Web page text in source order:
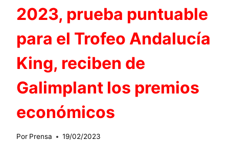
2023, prueba puntuable
para el Trofeo Andalucía
King, reciben de
Galimplant los premios
económicos
Por Prensa 19/02/2023